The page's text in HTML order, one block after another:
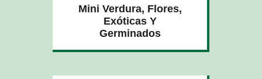
Mini Verdura, Flores,
Exóticas Y
Germinados